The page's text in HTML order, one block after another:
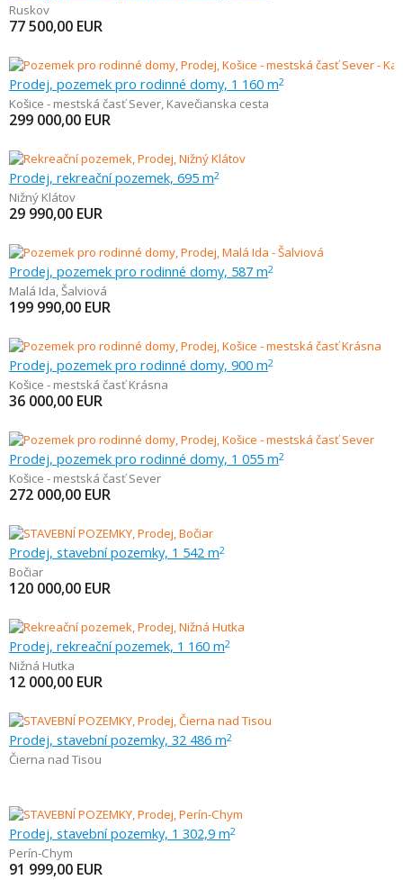
Ruskov
77 500,00 EUR
Prodej, pozemek pro rodinné domy, 1 160 m2
Košice - mestská časť Sever, Kavečianska cesta
299 000,00 EUR
Prodej, rekreační pozemek, 695 m2
Nižný Klátov
29 990,00 EUR
Prodej, pozemek pro rodinné domy, 587 m2
Malá Ida,Šalviová
199 990,00 EUR
Prodej, pozemek pro rodinné domy, 900 m2
Košice - mestská časť Krásna
36 000,00 EUR
Prodej, pozemek pro rodinné domy, 1 055 m2
Košice - mestská časť Sever
272 000,00 EUR
Prodej, stavební pozemky, 1 542 m2
Bočiar
120 000,00 EUR
Prodej, rekreační pozemek, 1 160 m2
Nižná Hutka
12 000,00 EUR
Prodej, stavební pozemky, 32 486 m2
Čierna nad Tisou
Prodej, stavební pozemky, 1 302,9 m2
Perín-Chym
91 999,00 EUR